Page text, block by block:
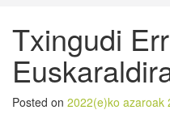
Txingudi
Posted on 2022(e)ko azaroak